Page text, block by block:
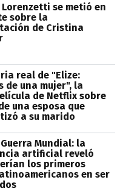
se metió en
sobre la
de Cristina
real de "Elize:
de una mujer", la
de Netflix sobre
una esposa que
a su marido
Mundial: la
artificial reveló
los primeros
en ser